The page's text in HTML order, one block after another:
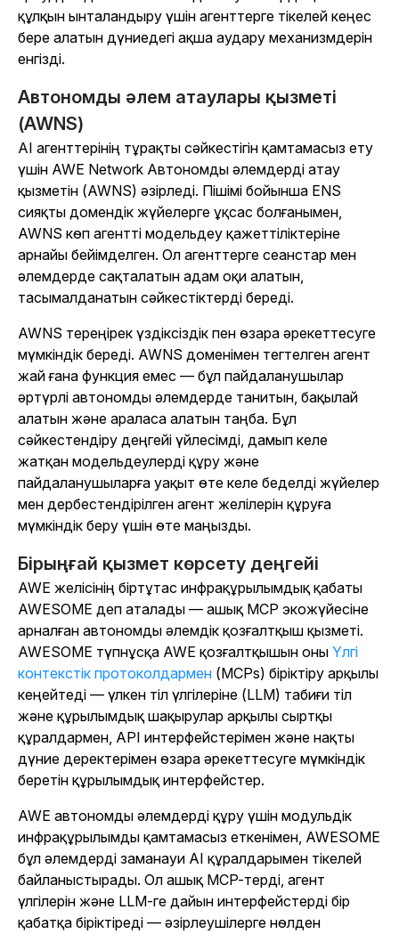
құлқын ынталандыру үшін агенттерге тікелей кеңес
бере алатын дүниедегі ақша аудару механизмдерін
енгізді.
Автономды әлем атаулары қызметі
(AWNS)
AI агенттерінің тұрақты сәйкестігін қамтамасыз ету
үшін AWE Network Автономды әлемдерді атау
қызметін (AWNS) әзірледі. Пішімі бойынша ENS
сияқты домендік жүйелерге ұқсас болғанымен,
AWNS көп агентті модельдеу қажеттіліктеріне
арнайы бейімделген. Ол агенттерге сеанстар мен
әлемдерде сақталатын адам оқи алатын,
тасымалданатын сәйкестіктерді береді.
AWNS тереңірек үздіксіздік пен өзара әрекеттесуге
мүмкіндік береді. AWNS доменімен тегтелген агент
жай ғана функция емес — бұл пайдаланушылар
әртүрлі автономды әлемдерде танитын, бақылай
алатын және араласа алатын таңба. Бұл
сәйкестендіру деңгейі үйлесімді, дамып келе
жатқан модельдеулерді құру және
пайдаланушыларға уақыт өте келе беделді жүйелер
мен дербестендірілген агент желілерін құруға
мүмкіндік беру үшін өте маңызды.
Бірыңғай қызмет көрсету деңгейі
AWE желісінің біртұтас инфрақұрылымдық қабаты
AWESOME деп аталады — ашық MCP экожүйесіне
арналған автономды әлемдік қозғалтқыш қызметі.
AWESOME түпнұсқа AWE қозғалтқышын оны Үлгі
контекстік протоколдармен (MCPs) біріктіру арқылы
кеңейтеді — үлкен тіл үлгілеріне (LLM) табиғи тіл
және құрылымдық шақырулар арқылы сыртқы
құралдармен, API интерфейстерімен және нақты
дүние деректерімен өзара әрекеттесуге мүмкіндік
беретін құрылымдық интерфейстер.
AWE автономды әлемдерді құру үшін модульдік
инфрақұрылымды қамтамасыз еткенімен, AWESOME
бұл әлемдерді заманауи AI құралдарымен тікелей
байланыстырады. Ол ашық MCP-терді, агент
үлгілерін және LLM-ге дайын интерфейстерді бір
қабатқа біріктіреді — әзірлеушілерге нөлден